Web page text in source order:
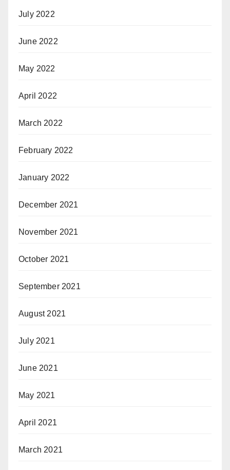
July 2022
June 2022
May 2022
April 2022
March 2022
February 2022
January 2022
December 2021
November 2021
October 2021
September 2021
August 2021
July 2021
June 2021
May 2021
April 2021
March 2021